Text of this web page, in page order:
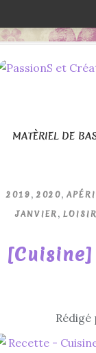
MATÈRIEL DE
2019,2020,
JANVIER,
Rédigé